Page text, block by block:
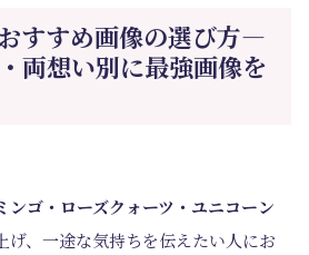
すすめ画像の選び方―
両想い別に最強画像を
ンゴ・ローズクォーツ・ユニコーン
げ、一途な気持ちを伝えたい人にお